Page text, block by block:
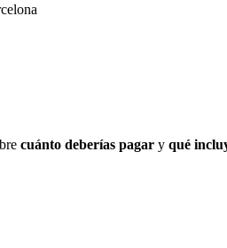
cuánto deberías pagar y qué